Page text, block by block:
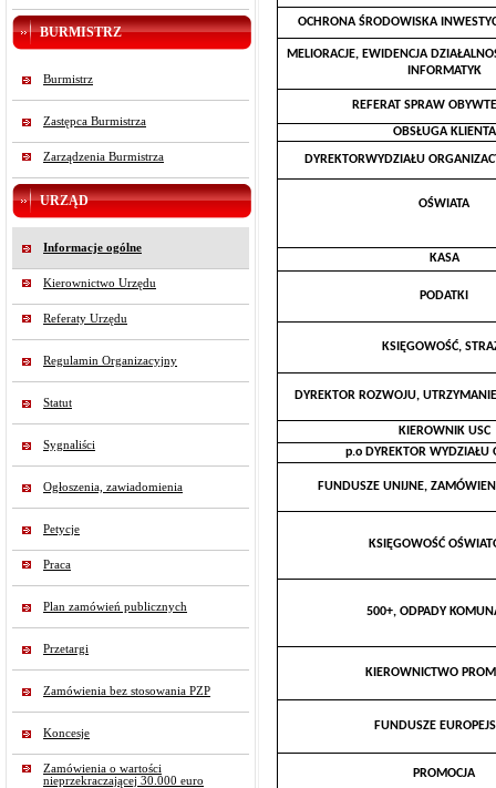
BURMISTRZ
Burmistrz
Zastępca Burmistrza
Zarządzenia Burmistrza
URZĄD
Informacje ogólne
Kierownictwo Urzędu
Referaty Urzędu
Regulamin Organizacyjny
Statut
Sygnaliści
Ogłoszenia, zawiadomienia
Petycje
Praca
Plan zamówień publicznych
Przetargi
Zamówienia bez stosowania PZP
Koncesje
Zamówienia o wartości
nieprzekraczającej 30.000 euro
OCHRONA ŚRODOWISKA
MELIORACJE, EWIDENCJA
INFORMATYK
REFERAT SPRAW
OBSŁUGA KLIENTA
DYREKTORWYDZIAŁU
OŚWIATA
KASA
PODATKI
KSIĘGOWOŚĆ,
DYREKTOR ROZWOJU,
KIEROWNIK USC
p.o DYREKTOR WYDZIAŁU
FUNDUSZE UNIJNE,
KSIĘGOWOŚĆ
500+, ODPADY
KIEROWNICTWO
FUNDUSZE
PROMOCJA